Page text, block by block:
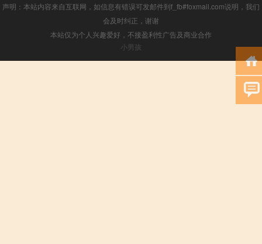
声明：本站内容来自互联网，如信息有错误可发邮件到f_fb#foxmail.com说明，我们
会及时纠正，谢谢
本站仅为个人兴趣爱好，不接盈利性广告及商业合作
小男孩